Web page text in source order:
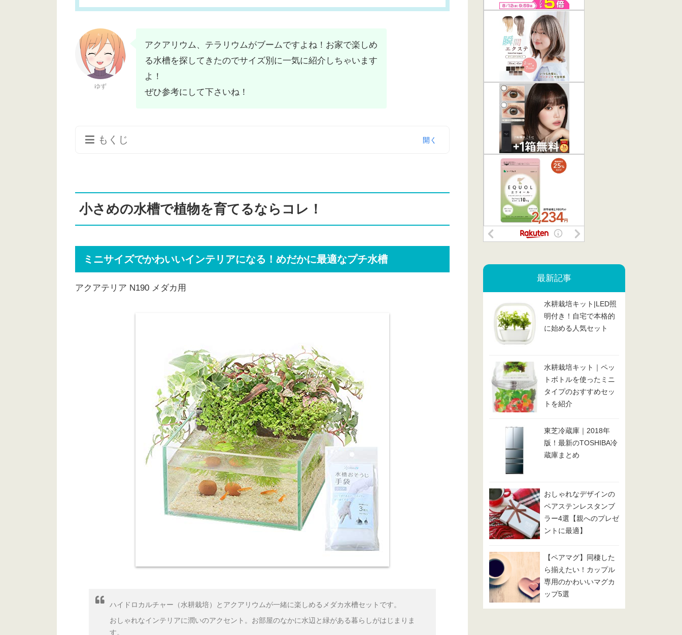
ゆず
アクアリウム、テラリウムがブームですよね！お家で楽しめ
る水槽を探してきたのでサイズ別に一気に紹介しちゃいます
よ！
ぜひ参考にして下さいね！
もくじ
フィルター付きなのですぐ飼える！コンパクト水耕栽培用の水槽
リトルアクアリウムプランツアクア
熱帯魚ビオトープ・テラリウムにも最適！セルフクリーニング水槽
せせらぎ室内ビオトープ 25cm型水槽セット 照明木製枠台付き
横長スタイルで見栄えが美しい！スマートな水槽
コトブキ工芸 レグラスポニックス 600 水槽セット
水やりや水換えがほぼ必要無し！子供の食育にもなる大型水槽！小さめの野菜も◎
アクア スプラウト SV
『アクアリウム＋水耕栽培の一体型水槽』の比較まとめ
『水槽ランキング』でもっと探す
こちらもおすすめ
小さめの水槽で植物を育てるならコレ！
ミニサイズでかわいいインテリアになる！めだかに最適なプチ水槽
アクアテリア N190 メダカ用
ハイドロカルチャー（水耕栽培）とアクアリウムが一緒に楽しめるメダカ水槽セットです。
おしゃれなインテリアに潤いのアクセント。お部屋のなかに水辺と緑がある暮らしがはじまりま
す。
最新記事
水耕栽培キット|LED照
明付き！自宅で本格的
に始める人気セット
水耕栽培キット｜ペッ
トボトルを使ったミニ
タイプのおすすめセッ
トを紹介
東芝冷蔵庫｜2018年
版！最新のTOSHIBA冷
蔵庫まとめ
おしゃれなデザインの
ペアステンレスタンブ
ラー4選【親へのプレゼ
ントに最適】
【ペアマグ】同棲した
ら揃えたい！カップル
専用のかわいいマグカ
ップ5選